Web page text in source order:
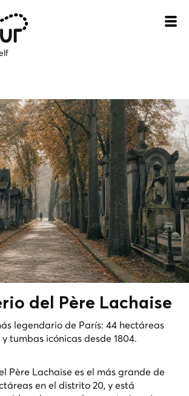
del Père Lachaise
legendario de París: 44 hectáreas
tumbas icónicas desde 1804.
Père Lachaise es el más grande de
en el distrito 20, y está